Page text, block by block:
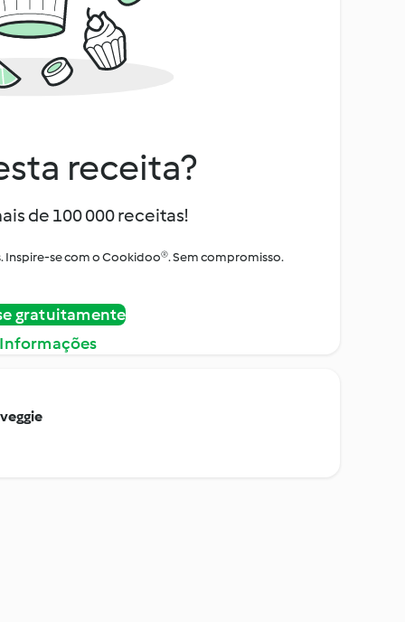
receita?
de 100 000 receitas!
Inspire-se com o Cookidoo®. Sem compromisso.
gratuitamente